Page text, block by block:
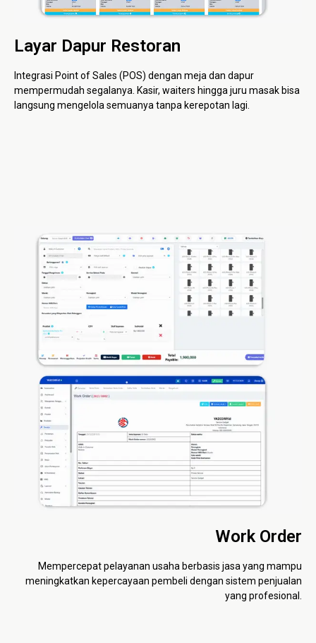
Layar Dapur Restoran
Integrasi Point of Sales (POS) dengan meja dan dapur
mempermudah segalanya. Kasir, waiters hingga juru masak bisa
langsung mengelola semuanya tanpa kerepotan lagi.
Work Order
Mempercepat pelayanan usaha berbasis jasa yang mampu
meningkatkan kepercayaan pembeli dengan sistem penjualan
yang profesional.